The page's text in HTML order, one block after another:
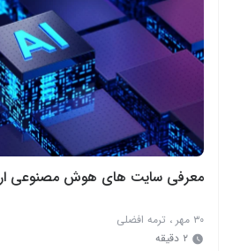
معرفی سایت های هوش مصنوعی
۳۰ مهر ، ترمه افضلی
۲ دقیقه